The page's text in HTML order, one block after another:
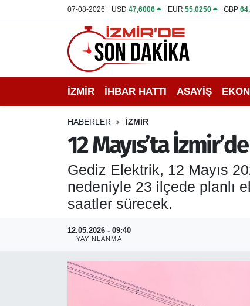
07-08-2026 USD47,6006 EUR 55,0250 GBP
İZMİR İHBAR HATTI ASAYİŞ
HABERLER İZMİR
12 Mayıs’ta
Gediz Elektrik, 12 Mayıs
nedeniyle 23 ilçede planlı
saatler sürecek.
12.05.2026 - 09:40
YAYINLANMA
İHBAR HATTI
DEPREM
EKONOMİ
SİYASET
RESMİ REKLAM
İzmir Nöbetçi Eczaneler
İzmir Hava Durumu
İzmir Namaz Vakitleri
İzmir Trafik Yoğunluk Haritası
Puan Durumu ve Fikstür
Tüm Manşetler